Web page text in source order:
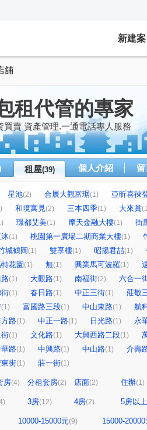
新建案
舖
租代管的專家
買賣 資產管理.一通電話專人服務
租屋(39) 個人介紹
星池(2) 合展大觀富琚(1)
亞昕喜徠
和境寓見(2) 三本四季(1) 大來賞
璟都艾美(1) 摩天金融大樓(1)
街
(1) 桃園第一廣場二期商業大樓(1)
城鶴岡 (1) 雙享樓(1) 昭揚君喆(1)
花園 (1) 無(1) 興業馬可波羅(1)
(1) 大觀路(1) 南福街(2)
六合一
(1) 春日路(1) 中正三街(1)
莊敬
(1) 富國路三段(1) 中山東路(1)
航
路(1) 中正一路(1) 日光路(1)
永
(1) 文化路(1) 大興西路二段(1)
路(1) 中興路(1) 中山路(1)
介壽
街(1) 莊一街(1)
房(4) 分租套房(2) 店面(2) 住辦(1)
3房(12) 4房(2) 5房以上
10000-15000元(9)
15000-20000